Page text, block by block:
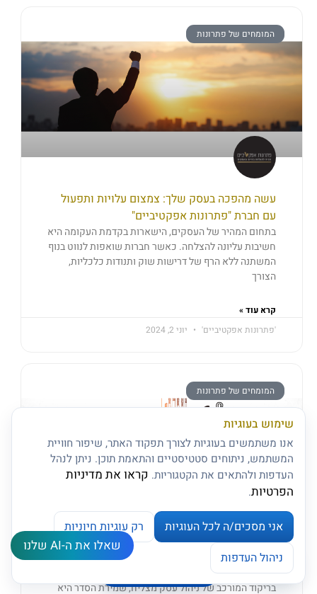
המומחים של פתרונות
עשה מהפכה בעסק שלך: צמצום עלויות ותפעול
עם חברת "פתרונות אפקטיביים"
בתחום המהיר של העסקים, הישארות בקדמת העקומה היא
חשיבות עליונה להצלחה. כאשר חברות שואפות לנווט בנוף
המשתנה ללא הרף של דרישות שוק ותנודות כלכליות,
הצורך
קרא עוד »
'פתרונות אפקטיביים'
יוני 2, 2024
המומחים של פתרונות
סדר בעסק: 10 עצות להשגת מצוינות תפעולית
בעסקים
בריקוד המורכב של ניהול עסק מצליח, שמירת הסדר היא
שאלו את ה-AI שלנו
שימוש בעוגיות
אנו משתמשים בעוגיות לצורך תפקוד האתר, שיפור חוויית
המשתמש, ניתוחים סטטיסטיים והתאמת תוכן. ניתן לנהל
העדפות ולהתאים את הקטגוריות. קראו את מדיניות
הפרטיות.
אני מסכים/ה לכל העוגיות
רק עוגיות חיוניות
ניהול העדפות
צרו קשר
Open chaty